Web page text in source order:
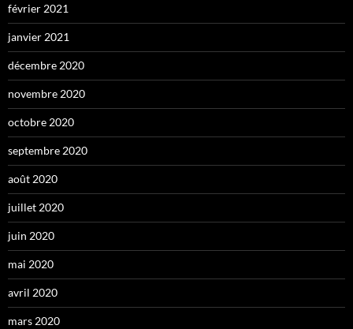
février 2021
janvier 2021
décembre 2020
novembre 2020
octobre 2020
septembre 2020
août 2020
juillet 2020
juin 2020
mai 2020
avril 2020
mars 2020